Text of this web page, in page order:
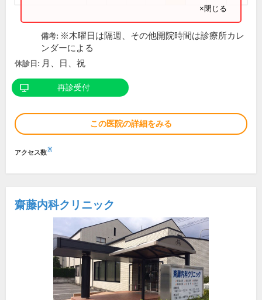
×閉じる
備考: ※木曜日は隔週、その他開院時間は診療所カレ
ンダーによる
休診日: 月、日、祝
再診受付
この医院の詳細をみる
アクセス数※
齋藤内科クリニック